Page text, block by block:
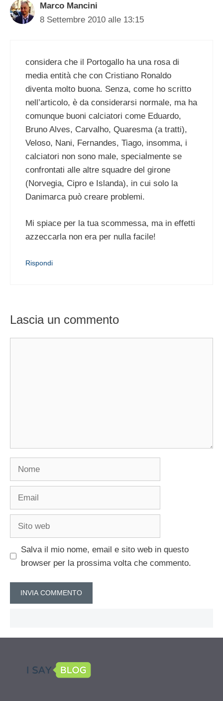
Marco Mancini
8 Settembre 2010 alle 13:15
considera che il Portogallo ha una rosa di
media entità che con Cristiano Ronaldo
diventa molto buona. Senza, come ho scritto
nell’articolo, è da considerarsi normale, ma ha
comunque buoni calciatori come Eduardo,
Bruno Alves, Carvalho, Quaresma (a tratti),
Veloso, Nani, Fernandes, Tiago, insomma, i
calciatori non sono male, specialmente se
confrontati alle altre squadre del girone
(Norvegia, Cipro e Islanda), in cui solo la
Danimarca può creare problemi.
Mi spiace per la tua scommessa, ma in effetti
azzeccarla non era per nulla facile!
Rispondi
Lascia un commento
Salva il mio nome, email e sito web in questo
browser per la prossima volta che commento.